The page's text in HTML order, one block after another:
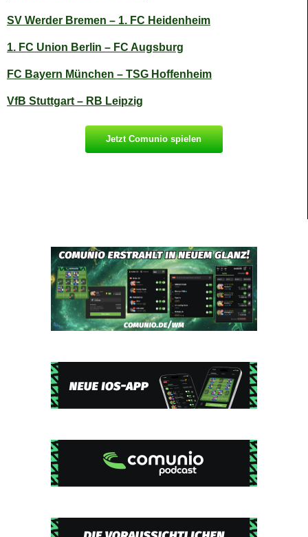
SV Werder Bremen – 1. FC Heidenheim
1. FC Union Berlin – FC Augsburg
FC Bayern München – TSG Hoffenheim
VfB Stuttgart – RB Leipzig
Jetzt Comunio spielen